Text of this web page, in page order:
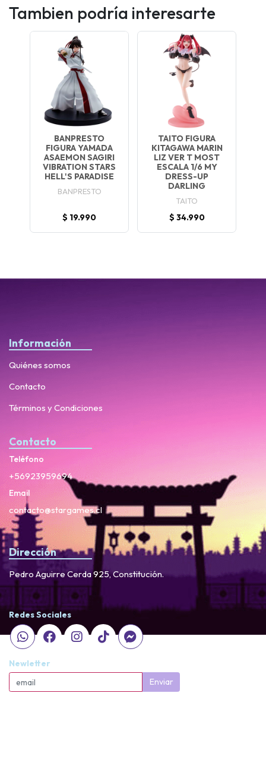
Tambien podría interesarte
BANPRESTO
FIGURA YAMADA
ASAEMON SAGIRI
VIBRATION STARS
HELL'S PARADISE
BANPRESTO
$ 19.990
TAITO FIGURA
KITAGAWA MARIN
LIZ VER T MOST
ESCALA 1/6 MY
DRESS-UP
DARLING
TAITO
$ 34.990
Información
Quiénes somos
Contacto
Términos y Condiciones
Contacto
Teléfono
+56923959694
Email
contacto@stargames.cl
Dirección
Pedro Aguirre Cerda 925, Constitución.
Redes Sociales
Newletter
Enviar